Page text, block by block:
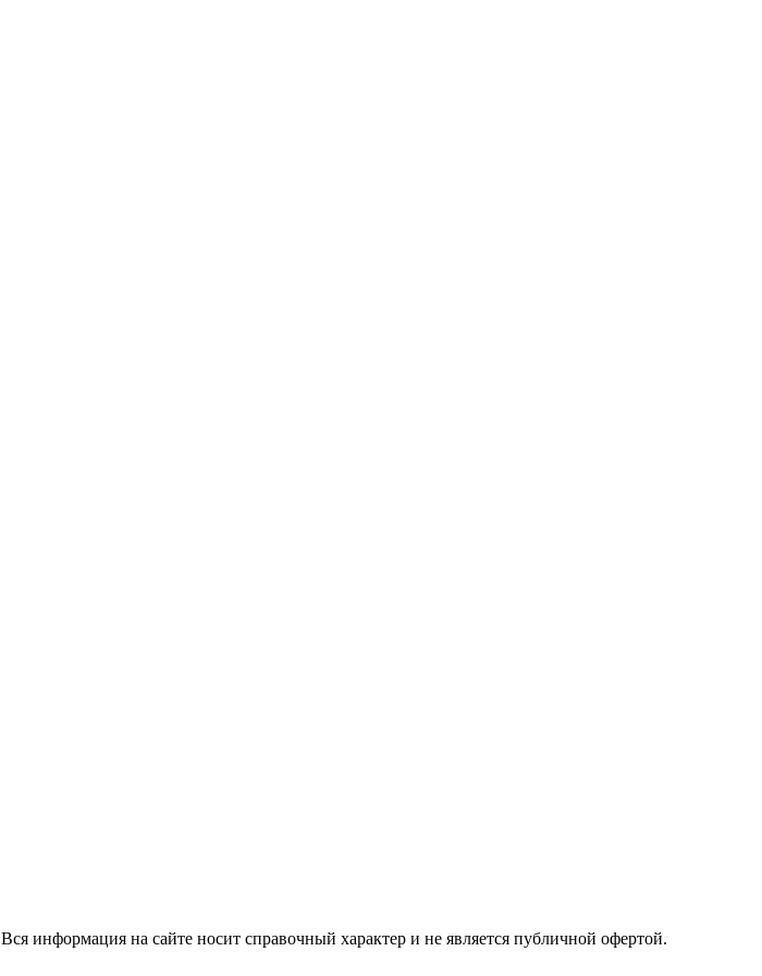
Вся информация на сайте носит справочный характер и не является публичной офертой.